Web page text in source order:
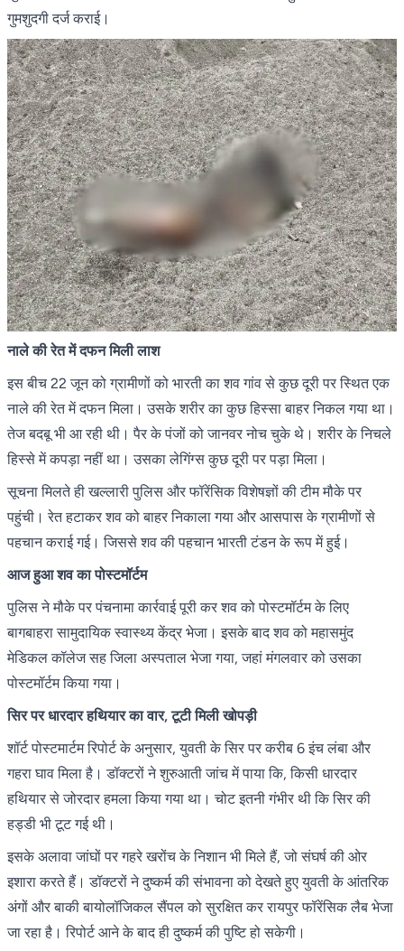
गुमशुदगी दर्ज कराई।
नाले की रेत में दफन मिली लाश
इस बीच 22 जून को ग्रामीणों को भारती का शव गांव से कुछ दूरी पर स्थित एक
नाले की रेत में दफन मिला। उसके शरीर का कुछ हिस्सा बाहर निकल गया था।
तेज बदबू भी आ रही थी। पैर के पंजों को जानवर नोच चुके थे। शरीर के निचले
हिस्से में कपड़ा नहीं था। उसका लेगिंग्स कुछ दूरी पर पड़ा मिला।
सूचना मिलते ही खल्लारी पुलिस और फॉरेंसिक विशेषज्ञों की टीम मौके पर
पहुंची। रेत हटाकर शव को बाहर निकाला गया और आसपास के ग्रामीणों से
पहचान कराई गई। जिससे शव की पहचान भारती टंडन के रूप में हुई।
आज हुआ शव का पोस्टमॉर्टम
पुलिस ने मौके पर पंचनामा कार्रवाई पूरी कर शव को पोस्टमॉर्टम के लिए
बागबाहरा सामुदायिक स्वास्थ्य केंद्र भेजा। इसके बाद शव को महासमुंद
मेडिकल कॉलेज सह जिला अस्पताल भेजा गया, जहां मंगलवार को उसका
पोस्टमॉर्टम किया गया।
सिर पर धारदार हथियार का वार, टूटी मिली खोपड़ी
शॉर्ट पोस्टमार्टम रिपोर्ट के अनुसार, युवती के सिर पर करीब 6 इंच लंबा और
गहरा घाव मिला है। डॉक्टरों ने शुरुआती जांच में पाया कि, किसी धारदार
हथियार से जोरदार हमला किया गया था। चोट इतनी गंभीर थी कि सिर की
हड्डी भी टूट गई थी।
इसके अलावा जांघों पर गहरे खरोंच के निशान भी मिले हैं, जो संघर्ष की ओर
इशारा करते हैं। डॉक्टरों ने दुष्कर्म की संभावना को देखते हुए युवती के आंतरिक
अंगों और बाकी बायोलॉजिकल सैंपल को सुरक्षित कर रायपुर फॉरेंसिक लैब भेजा
जा रहा है। रिपोर्ट आने के बाद ही दुष्कर्म की पुष्टि हो सकेगी।